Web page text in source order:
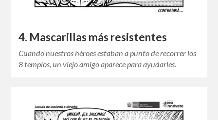
4. Mascarillas más resistentes
Cuando nuestros héroes estaban a punto de recorrer los
8 templos, un viejo amigo aparece para ayudarles.